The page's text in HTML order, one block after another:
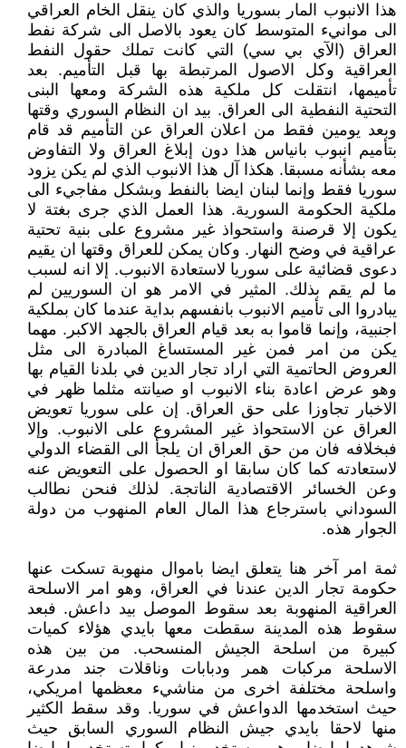
هذا الانبوب المار بسوريا والذي كان ينقل الخام العراقي
الى موانيء المتوسط كان يعود بالاصل الى شركة نفط
العراق (الآي بي سي) التي كانت تملك حقول النفط
العراقية وكل الاصول المرتبطة بها قبل التأميم. بعد
تأميمها، انتقلت كل ملكية هذه الشركة ومعها البنى
التحتية النفطية الى العراق. بيد ان النظام السوري وقتها
وبعد يومين فقط من اعلان العراق عن التأميم قد قام
بتأميم انبوب بانياس هذا دون إبلاغ العراق ولا التفاوض
معه بشأنه مسبقا. هكذا آل هذا الانبوب الذي لم يكن يزود
سوريا فقط وإنما لبنان ايضا بالنفط وبشكل مفاجيء الى
ملكية الحكومة السورية. هذا العمل الذي جرى بغتة لا
يكون إلا قرصنة واستحواذ غير مشروع على بنية تحتية
عراقية في وضح النهار. وكان يمكن للعراق وقتها ان يقيم
دعوى قضائية على سوريا لاستعادة الانبوب. إلا انه لسبب
ما لم يقم بذلك. المثير في الامر هو ان السوريين لم
يبادروا الى تأميم الانبوب بانفسهم بداية عندما كان بملكية
اجنبية، وإنما قاموا به بعد قيام العراق بالجهد الاكبر. مهما
يكن من امر فمن غير المستساغ المبادرة الى مثل
العروض الحاتمية التي اراد تجار الدين في بلدنا القيام بها
وهو عرض اعادة بناء الانبوب او صيانته مثلما ظهر في
الاخبار تجاوزا على حق العراق. إن على سوريا تعويض
العراق عن الاستحواذ غير المشروع على الانبوب. وإلا
فبخلافه فان من حق العراق ان يلجأ الى القضاء الدولي
لاستعادته كما كان سابقا او الحصول على التعويض عنه
وعن الخسائر الاقتصادية الناتجة. لذلك فنحن نطالب
السوداني باسترجاع هذا المال العام المنهوب من دولة
الجوار هذه.
ثمة امر آخر هنا يتعلق ايضا باموال منهوبة تسكت عنها
حكومة تجار الدين عندنا في العراق، وهو امر الاسلحة
العراقية المنهوبة بعد سقوط الموصل بيد داعش. فبعد
سقوط هذه المدينة سقطت معها بايدي هؤلاء كميات
كبيرة من اسلحة الجيش المنسحب. من بين هذه
الاسلحة مركبات همر ودبابات وناقلات جند مدرعة
واسلحة مختلفة اخرى من مناشيء معظمها امريكي،
حيث استخدمها الدواعش في سوريا. وقد سقط الكثير
منها لاحقا بايدي جيش النظام السوري السابق حيث